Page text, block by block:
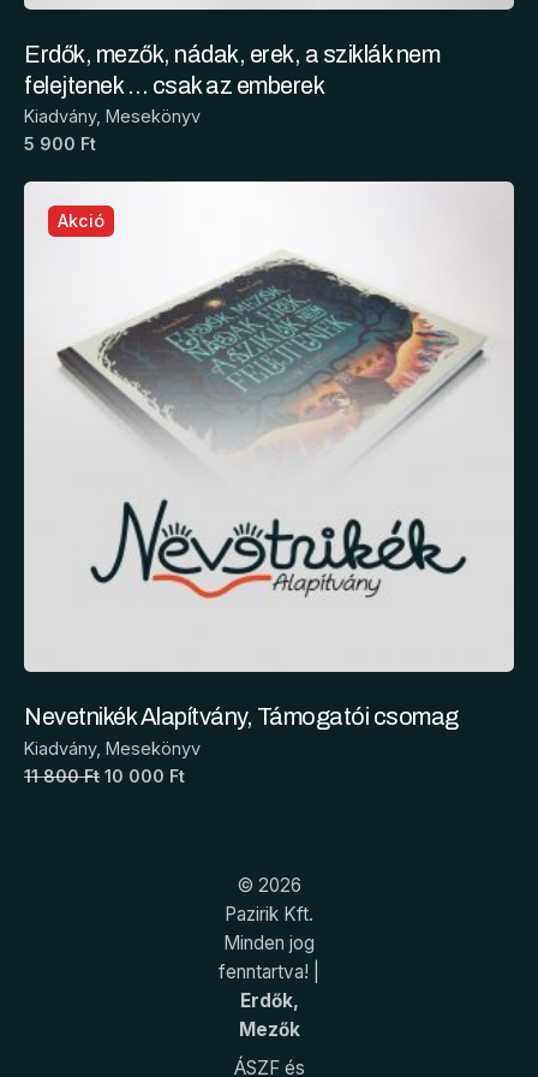
Erdők, mezők, nádak, erek, a sziklák nem
felejtenek … csak az emberek
Kiadvány Mesekönyv
5 900 Ft
Akció
Nevetnikék Alapítvány, Támogatói csomag
Kiadvány Mesekönyv
11 800 Ft 10 000 Ft
© 2026
Pazirik Kft.
Minden jog
fenntartva! |
Erdők,
Mezők
ÁSZF és